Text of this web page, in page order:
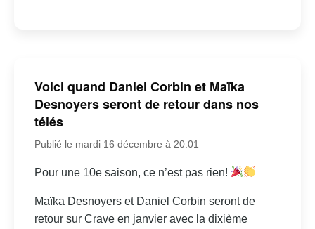
Voici quand Daniel Corbin et Maïka
Desnoyers seront de retour dans nos
télés
Publié le mardi 16 décembre à 20:01
Pour une 10e saison, ce n’est pas rien!
Maïka Desnoyers et Daniel Corbin seront de
retour sur Crave en janvier avec la dixième